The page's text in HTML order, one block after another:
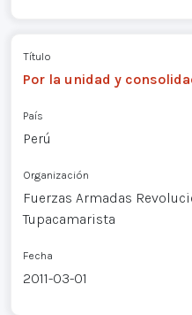
Título
Por la unidad y
País
Perú
Organización
Fuerzas Armadas
Tupacamarista
Fecha
2011-03-01